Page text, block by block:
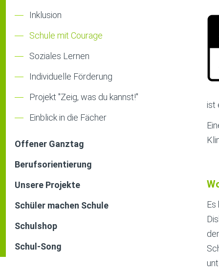
Inklusion
Schule mit Courage
Soziales Lernen
Individuelle Förderung
Projekt "Zeig, was du kannst!"
Einblick in die Fächer
Offener Ganztag
Berufsorientierung
Unsere Projekte
Schüler machen Schule
Schulshop
Schul-Song
ist